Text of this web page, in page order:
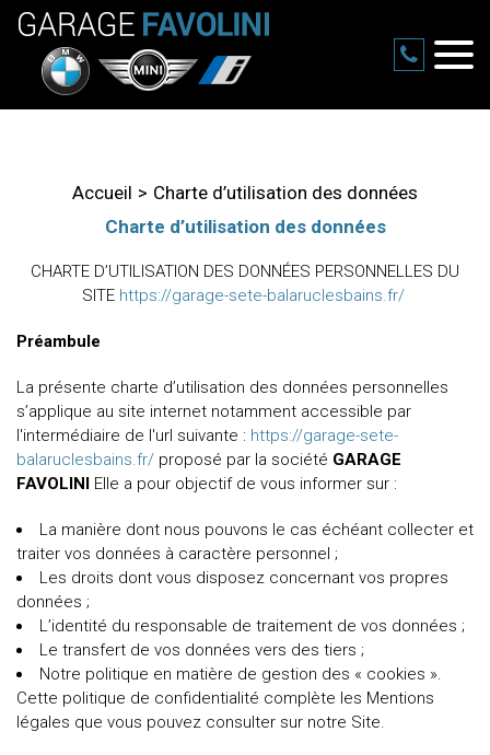
Accueil
Charte d’utilisation des données
Charte d’utilisation des données
CHARTE D’UTILISATION DES DONNÉES PERSONNELLES DU
SITE https://garage-sete-balaruclesbains.fr/
Préambule
La présente charte d’utilisation des données personnelles
s’applique au site internet notamment accessible par
l'intermédiaire de l'url suivante : https://garage-sete-
balaruclesbains.fr/ proposé par la société GARAGE
FAVOLINI Elle a pour objectif de vous informer sur :
La manière dont nous pouvons le cas échéant collecter et
traiter vos données à caractère personnel ;
Les droits dont vous disposez concernant vos propres
données ;
L’identité du responsable de traitement de vos données ;
Le transfert de vos données vers des tiers ;
Notre politique en matière de gestion des « cookies ».
Cette politique de confidentialité complète les Mentions
légales que vous pouvez consulter sur notre Site.